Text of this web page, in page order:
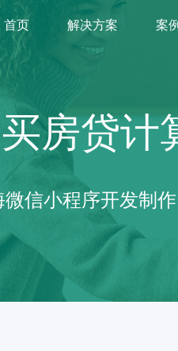
首页 解决方案 案
买房贷计
微信小程序开发制